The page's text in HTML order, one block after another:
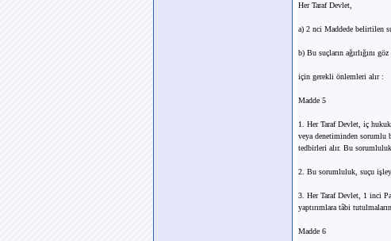
Her Taraf Devlet,
a) 2 nci Maddede belirtilen
b) Bu suçların ağırlığını
için gerekli önlemleri alır :
Madde 5
1. Her Taraf Devlet, iç
veya denetiminden
tedbirleri alır. Bu
2. Bu sorumluluk, suçu
3. Her Taraf Devlet, 1 inci
yaptırımlara tâbi
Madde 6